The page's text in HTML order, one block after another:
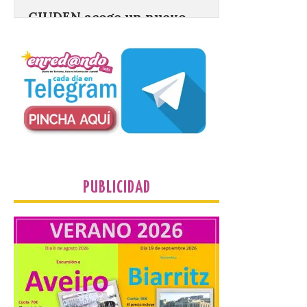
que conecta la obra de
patrimonio industrial
10 Ago 2026
La Térmica Cultural
albergará hasta el 10 de
enero de 2027 la muestra
esenciales del arte contemporáneo.
Hierro, vacío y memoria industrial
marcan esta exposición […]
Protección Civil activa la
fase de Preemergencia en
Situación Operativa 1 del
Plan Estatal General de
PUBLICIDAD